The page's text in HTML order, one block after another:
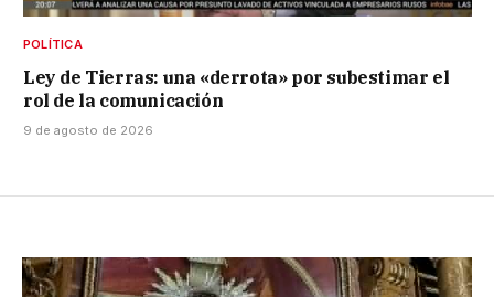
POLÍTICA
Ley de Tierras: una «derrota» por subestimar el
rol de la comunicación
9 de agosto de 2026